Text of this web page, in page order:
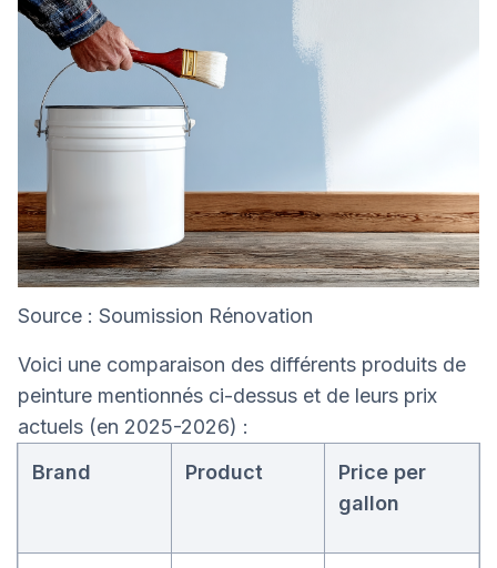
Source : Soumission Rénovation
Voici une comparaison des différents produits de
peinture mentionnés ci-dessus et de leurs prix
actuels (en 2025-2026) :
Brand
Product
Price per
gallon